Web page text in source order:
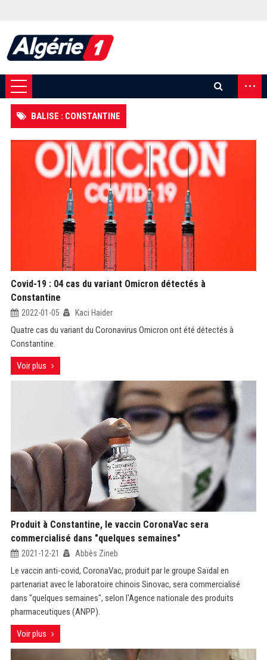
...
BALISE : CONSTANTINE
Covid-19 : 04 cas du variant Omicron détectés à
Constantine
2022-01-05 Kaci Haider
Quatre cas du variant du Coronavirus Omicron ont été détectés à
Constantine.
Voir plus
Produit à Constantine, le vaccin CoronaVac sera
commercialisé dans "quelques semaines"
2021-12-21 Abbès Zineb
Le vaccin anti-covid, CoronaVac, produit par le groupe Saïdal en
partenariat avec le laboratoire chinois Sinovac, sera commercialisé
dans "quelques semaines", selon l'Agence nationale des produits
pharmaceutiques (ANPP).
Voir plus